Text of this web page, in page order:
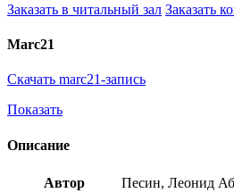
Заказать в читальный зал Заказать
Marc21
Скачать marc21-запись
Показать
Описание
Автор Песин, Леонид